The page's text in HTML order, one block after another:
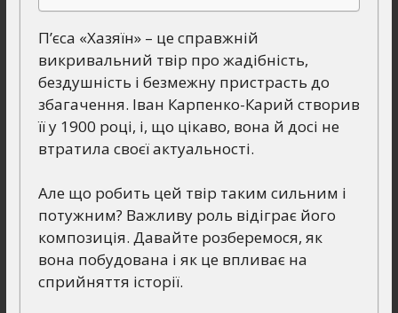
П’єса «Хазяїн» – це справжній
викривальний твір про жадібність,
бездушність і безмежну пристрасть до
збагачення. Іван Карпенко-Карий створив
її у 1900 році, і, що цікаво, вона й досі не
втратила своєї актуальності.
Але що робить цей твір таким сильним і
потужним? Важливу роль відіграє його
композиція. Давайте розберемося, як
вона побудована і як це впливає на
сприйняття історії.